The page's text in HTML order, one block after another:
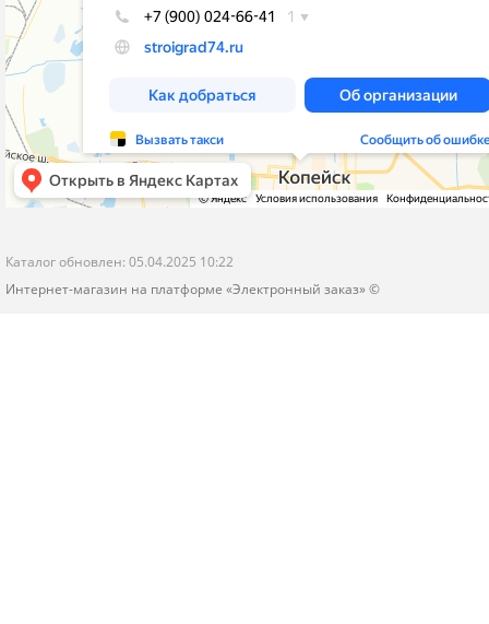
Каталог обновлен: 05.04.2025 10:22
Интернет-магазин на платформе «Электронный заказ» ©